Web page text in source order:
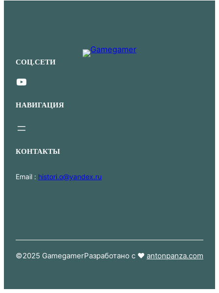
СОЦ.СЕТИ
YouTube
НАВИГАЦИЯ
КОНТАКТЫ
Email : histori.o@yandex.ru
©2025 GamegamerРазработано с ❤ antonpanza.com